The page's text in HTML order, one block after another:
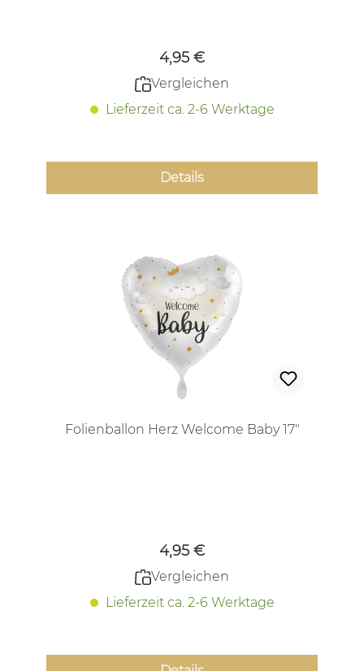
4,95 €
Vergleichen
Lieferzeit ca. 2-6 Werktage
Details
Folienballon Herz Welcome Baby 17"
4,95 €
Vergleichen
Lieferzeit ca. 2-6 Werktage